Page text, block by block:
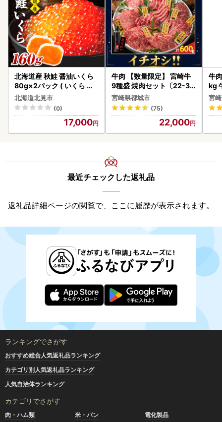
北海道産 秋鮭 醤油いくら
80g×2パック ( いくら イ
クラ 魚卵 鮭 サケ さけ 鮭い
くら 醤油漬け パック 北海
道産 ふるさと納税 秋鮭 )【
北海道北見市
(0)
17,000
牛肉 【数量限定】 宮崎牛
9種盛 焼肉セット〔22-31
-006-600g〕都城 イチオ
シ!! 牛肉
宮崎県都城市
(75)
22,000
牛肉 宮崎牛 赤身＆霜
kg
kg-
宮
最近チェックした返礼品
返礼品詳細ページの閲覧で、ここに履歴が表示されます。
ランキングでさがす
おすすめ総合人気返礼品ランキング
カテゴリ別人気返礼品ランキング
人気自治体ランキング
カテゴリでさがす
肉・ハム類 米・パン
電化製品